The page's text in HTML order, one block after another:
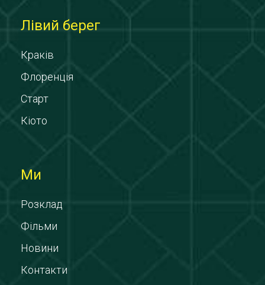
Лівий берег
Краків
Флоренція
Старт
Кіото
Ми
Розклад
Фільми
Новини
Контакти